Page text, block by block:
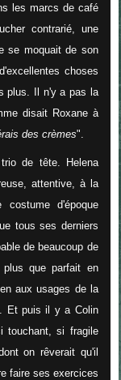
les marcs de café
contrarié, une
se moquait de son
choses
plus. Il n'y a pas la
disait Roxane à
des crèmes".
de tête. Helena
attentive, à la
costume d'époque
tous ses derniers
de beaucoup de
que parfait en
aux usages de la
Et puis il y a Colin
touchant, si fragile
on rêverait qu'il
faire ses exercices